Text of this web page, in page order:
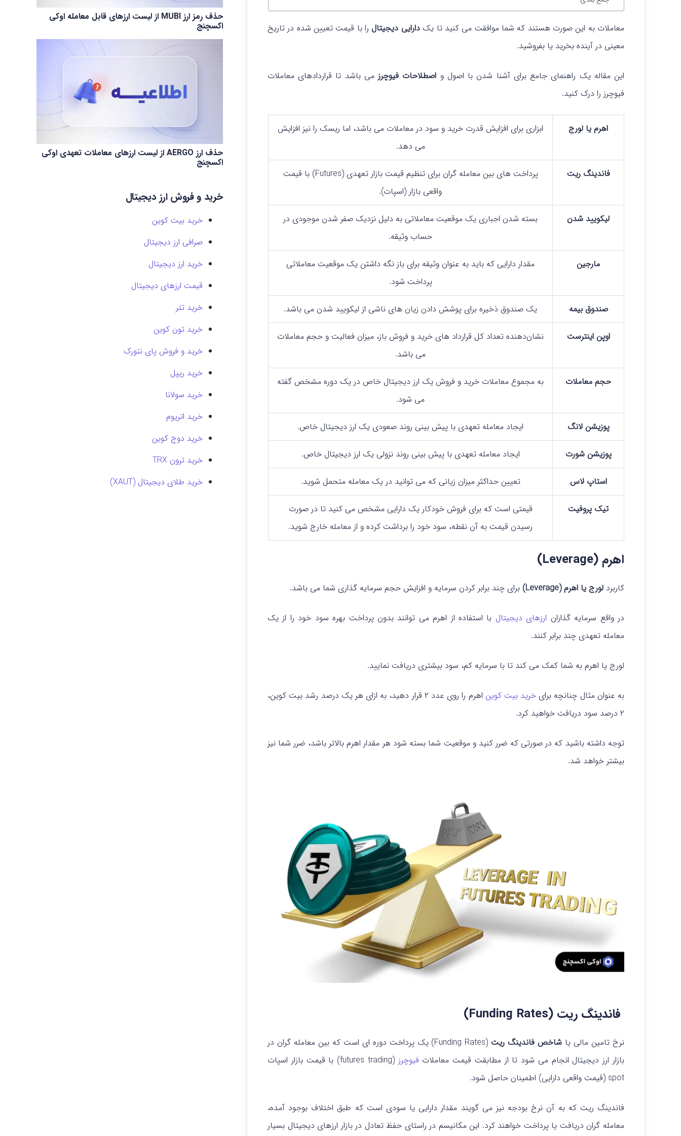
معاملات به این صورت هستند که شما موافقت می کنید تا یک دارایی دیجیتالرا با قیمت تعیین شده در تاریخ
معینی در آینده بخرید یا بفروشید.
این مقاله یک راهنمای جامع برای آشنا شدن با اصول و اصطلاحات فیوچرز می باشد تا قراردادهای معاملات
فیوچرز را درک کنید.
اهرم یا لورج
ابزاری برای افزایش قدرت خرید و سود در معاملات می‌ باشد، اما ریسک را نیز افزایش
می‌ دهد.
فاندینگ ریت
پرداخت‌ های بین معامله‌ گران برای تنظیم قیمت بازار تعهدی (Futures) با قیمت
واقعی بازار (اسپات).
لیکویید شدن
بسته شدن اجباری یک موقعیت معاملاتی به دلیل نزدیک صفر شدن موجودی در
حساب وثیقه.
مارجین
مقدار دارایی که باید به عنوان وثیقه برای باز نگه داشتن یک موقعیت معاملاتی
پرداخت شود.
صندوق بیمه یک صندوق ذخیره برای پوشش دادن زیان‌ های ناشی از لیکویید شدن می‌ باشد.
اوپن اینترست
نشان‌دهنده تعداد کل قرارداد های خرید و فروش باز، میزان فعالیت و حجم معاملات
می‌ باشد.
حجم معاملات
به مجموع معاملات خرید و فروش یک ارز دیجیتال خاص در یک دوره مشخص گفته
می‌ شود.
پوزیشن لانگ ایجاد معامله تعهدی با پیش‌ بینی روند صعودی یک ارز دیجیتال خاص.
پوزیشن شورت ایجاد معامله تعهدی با پیش‌ بینی روند نزولی یک ارز دیجیتال خاص.
استاپ لاس تعیین حداکثر میزان زیانی که می‌ توانید در یک معامله متحمل شوید.
تیک پروفیت
قیمتی است که برای فروش خودکار یک دارایی مشخص می‌ کنید تا در صورت
رسیدن قیمت به آن نقطه، سود خود را برداشت کرده و از معامله خارج شوید.
اهرم (Leverage)
کاربرد لورج یا اهرم (Leverage) برای چند برابر کردن سرمایه و افزایش حجم سرمایه گذاری شما می باشد.
در واقع سرمایه گذاران ارزهای دیجیتال با استفاده از اهرم می توانند بدون پرداخت بهره سود خود را از یک
معامله تعهدی چند برابر کنند.
لورج یا اهرم به شما کمک می کند تا با سرمایه کم، سود بیشتری دریافت نمایید.
به عنوان مثال چنانچه برای خرید بیت کوین
اهرم را روی عدد ۲ قرار دهید، به ازای هر یک درصد رشد بیت کوین،
۲ درصد سود دریافت خواهید کرد.
توجه داشته باشید که در صورتی که ضرر کنید و موقعیت شما بسته شود هر مقدار اهرم بالاتر باشد، ضرر شما نیز
بیشتر خواهد شد.
فاندینگ ریت (Funding Rates)
نرخ تامین مالی یا شاخص فاندینگ ریت
(Funding Rates) یک پرداخت دوره ای است که بین معامله گران در
بازار ارز دیجیتال انجام می شود تا از مطابقت قیمت معاملات فیوچرز
(futures trading) با قیمت بازار اسپات
spot (قیمت واقعی دارایی) اطمینان حاصل شود.
فاندینگ ریت که به آن نرخ بودجه نیز می گویند مقدار دارایی یا سودی است که طبق اختلاف بوجود آمده،
معامله گران دریافت یا پرداخت خواهند کرد. این مکانیسم در راستای حفظ تعادل در بازار ارزهای دیجیتال بسیار
حذف رمز ارز MUBI از لیست ارزهای قابل معامله اوکی
اکسچنج
حذف ارز AERGO از لیست ارزهای معاملات تعهدی اوکی
اکسچنج
خرید و فروش ارز دیجیتال
خرید بیت کوین
صرافی ارز دیجیتال
خرید ارز دیجیتال
قیمت ارزهای دیجیتال
خرید تتر
خرید تون کوین
خرید و فروش پای نتورک
خرید ریپل
خرید سولانا
خرید اتریوم
خرید دوج کوین
خرید ترون TRX
خرید طلای دیجیتال (XAUT)